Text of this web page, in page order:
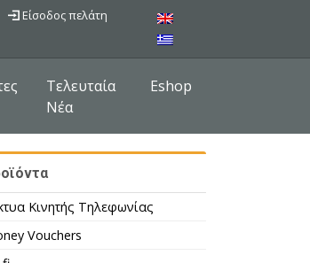
Είσοδος πελάτη
Τελευταία
Νέα
Eshop
Κινητής Τηλεφωνίας
Vouchers